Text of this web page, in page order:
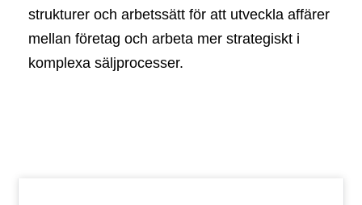
strukturer och arbetssätt för att utveckla affärer
mellan företag och arbeta mer strategiskt i
komplexa säljprocesser.